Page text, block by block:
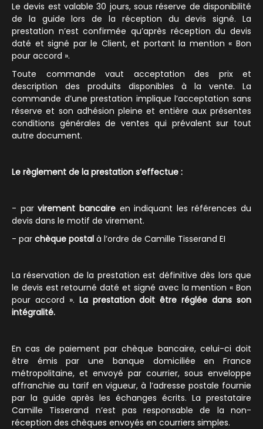
Le devis est valable 30 jours, sous réserve de disponibilité
de la guide lors de la réception du devis signé. La
prestation n’est confirmée qu’après réception du devis
daté et signé par le Client, et portant la mention « Bon
pour accord ».
Toute commande vaut acceptation des prix et
description des produits disponibles à la vente. La
commande d’une prestation implique l’acceptation sans
réserve et son adhésion pleine et entière aux présentes
conditions générales de ventes qui prévalent sur tout
autre document.
Le règlement de la prestation s’effectue :
- parvirement bancaireen indiquant les références du
devis dans le motif de virement.
- par chèque postal à l’ordre de Camille Tisserand EI
La réservation de la prestation est définitive dès lors que
le devis est retourné daté et signé avec la mention « Bon
pour accord ». La prestation doit être réglée dans son
intégralité.
En cas de paiement par chèque bancaire, celui-ci doit
être émis par une banque domiciliée en France
métropolitaine, et envoyé par courrier, sous enveloppe
affranchie au tarif en vigueur, à l’adresse postale fournie
par la guide après les échanges écrits. La prestataire
Camille Tisserand n’est pas responsable de la non-
réception des chèques envoyés en courriers simples.